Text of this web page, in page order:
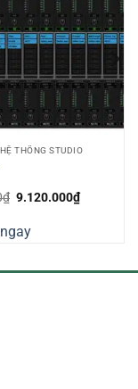
THỐNG STUDIO
₫ Giá
10.490.000₫.
9.120.000₫Giá
hiện